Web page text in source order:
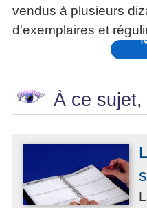
vendus à plusieurs
d'exemplaires et
À ce